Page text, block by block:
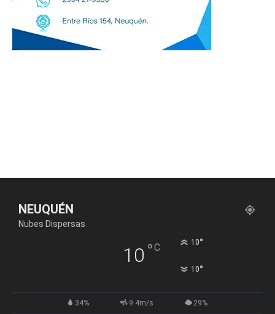
NEUQUÉN
Nubes Dispersas
10 °C 10°
10°
34% 9.4m/s 29%